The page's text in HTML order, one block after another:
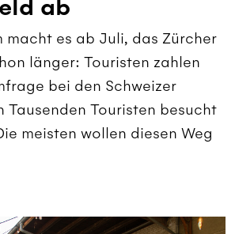
ab
macht es ab Juli, das Zürcher
länger: Touristen zahlen
bei den Schweizer
Tausenden Touristen besucht
meisten wollen diesen Weg